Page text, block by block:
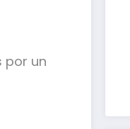
por un